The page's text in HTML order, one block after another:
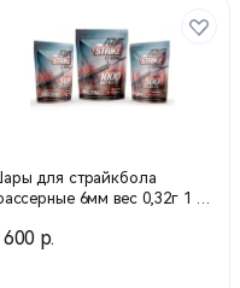
для страйкбола
6мм вес 0,32г 1 кг
600 р.